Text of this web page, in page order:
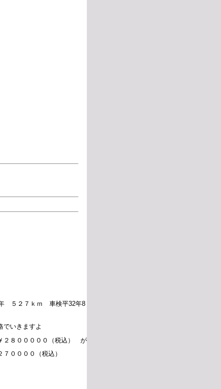
５２７ｋｍ 車検平32年8
でいきますよ
２８０００００（税込） が
００００（税込）